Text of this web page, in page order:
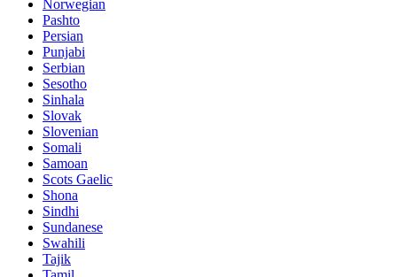
Norwegian
Pashto
Persian
Punjabi
Serbian
Sesotho
Sinhala
Slovak
Slovenian
Somali
Samoan
Scots Gaelic
Shona
Sindhi
Sundanese
Swahili
Tajik